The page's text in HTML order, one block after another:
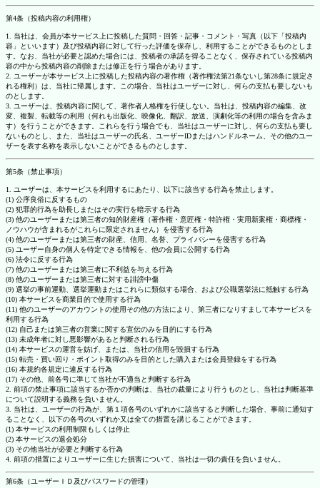
第4条（投稿内容の利用権）
1. 当社は、会員が本サービス上に投稿した質問・回答・記事・コメント・写真（以下「投稿内
容」といいます）及び投稿内容に対して行った評価を保存し、利用することができるものとしま
す。なお、当社が必要と認めた場合には、投稿者の承諾を得ることなく、保存されている投稿内
容の中から投稿内容の削除または修正を行う場合があります。
2. ユーザーが本サービス上に投稿した投稿内容の著作権（著作権法第21条ないし第28条に規定さ
れる権利）は、当社に帰属します。この場合、当社はユーザーに対し、何らの支払も要しないも
のとします。
3. ユーザーは、投稿内容に関して、著作者人格権を行使しない。当社は、投稿内容の編集、改
変、複製、転載等の利用（何れも出版化、映像化、翻訳、放送、演劇化等の利用の場合を含みま
す）を行うことができます。これらを行う場合でも、当社はユーザーに対し、何らの支払も要し
ないものとし、また、当社はユーザーの氏名、ユーザーIDまたはハンドルネーム、その他のユー
ザーを表す名称を表示しないことができるものとします。
第5条（禁止事項）
1. ユーザーは、本サービスを利用するにあたり、以下に該当する行為を禁止します。
(1) 公序良俗に反するもの
(2) 犯罪的行為を助長しまたはその実行を暗示する行為
(3) 他のユーザーまたは第三者の知的財産権（著作権・意匠権・特許権・実用新案権・商標権・
ノウハウが含まれるがこれらに限定されません）を侵害する行為
(4) 他のユーザーまたは第三者の財産、信用、名誉、プライバシーを侵害する行為
(5) ユーザー自身の個人を特定できる情報を、他の会員に公開する行為
(6) 法令に反する行為
(7) 他のユーザーまたは第三者に不利益を与える行為
(8) 他のユーザーまたは第三者に対する誹謗中傷
(9) 選挙の事前運動、選挙運動またはこれらに類似する場合、および公職選挙法に抵触する行為
(10) 本サービスを商業目的で使用する行為
(11) 他のユーザーのアカウントの使用その他の方法により、第三者になりすまして本サービスを
利用する行為
(12) 自己または第三者の営業に関する宣伝のみを目的にする行為
(13) 未成年者に対し悪影響があると判断される行為
(14) 本サービスの運営を妨げ、または、当社の信用を毀損する行為
(15) 転売・買い回り・ポイント取得のみを目的とした購入または会員登録をする行為
(16) 本規約各規定に違反する行為
(17) その他、前各号に準じて当社が不適当と判断する行為
2. 前項の禁止事項に該当するか否かの判断は、当社の裁量により行うものとし、当社は判断基準
について説明する義務を負いません。
3. 当社は、ユーザーの行為が、第１項各号のいずれかに該当すると判断した場合、事前に通知す
ることなく、以下の各号のいずれか又は全ての措置を講じることができます。
(1) 本サービスの利用制限もしくは停止
(2) 本サービスの退会処分
(3) その他当社が必要と判断する行為
4. 前項の措置によりユーザーに生じた損害について、当社は一切の責任を負いません。
第6条（ユーザーＩＤ及びパスワードの管理）